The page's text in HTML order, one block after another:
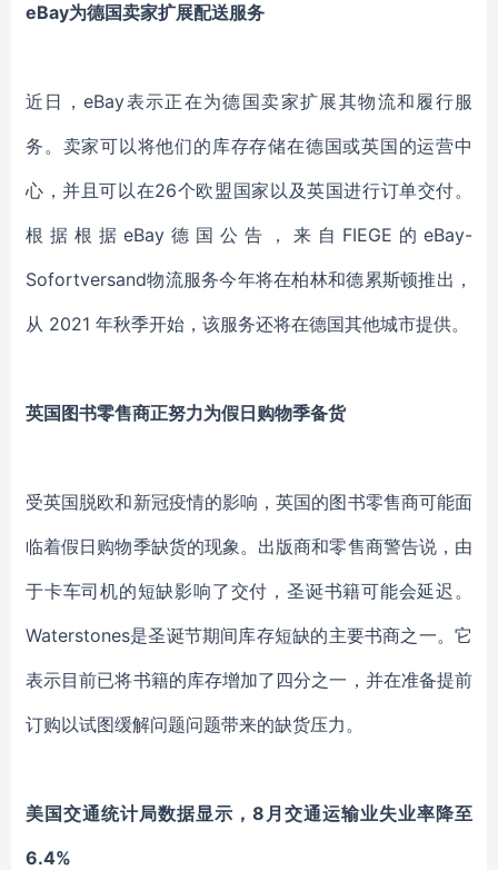
eBay为德国卖家扩展配送服务
近日，eBay表示正在为德国卖家扩展其物流和履行服
务。卖家可以将他们的库存存储在德国或英国的运营中
心 ，并且可以在26个欧盟国家以及英国进行订单交付。
根据根据 eBay德国公告，来自FIEGE的eBay-
Sofortversand物流服务今年将在柏林和德累斯顿推出，
从 2021 年秋季开始，该服务还将在德国其他城市提供。
英国图书零售商正努力为假日购物季备货
受英国脱欧和新冠疫情的影响 ，英国的图书零售商可能面
临着假日购物季缺货的现象。 出版商和零售商警告说，由
于卡车司机的短缺影响了交付，圣诞书籍可能会延迟。
Waterstones是圣诞节期间库存短缺的主要书商之一。 它
表示目前已将书籍的库存增加了四分之一，并在准备提前
订购以试图缓解问题问题带来的缺货压力。
美国交通统计局数据显示， 8月交通运输业失业率降至
6.4%